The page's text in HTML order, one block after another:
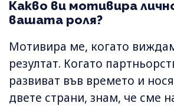
Какво ви мотивира
вашата роля?
Мотивира ме, когато
резултат. Когато
развиват във времето и
двете страни, знам, че сме